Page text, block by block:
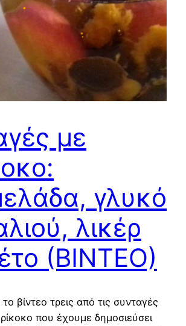
•
•
•
με
γλυκό
λικέρ
(ΒΙΝΤΕΟ)
βίντεο τρεις από τις συνταγές
που έχουμε δημοσιεύσει